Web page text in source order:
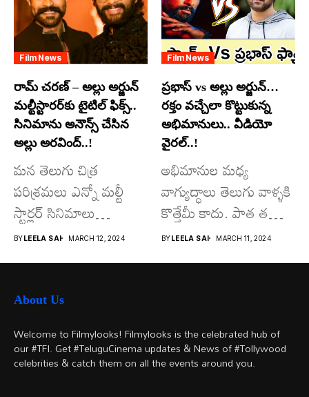
Film News
రామ్ చరణ్ – అల్లు అర్జున్
మల్టీస్టారర్​కు టైటిల్ ఫిక్స్..
సినిమాను అనౌన్స్ చేసిన
అల్లు అరవింద్..!
మన తెలుగు చిత్ర
పరిశ్రమలు ఎన్నో మల్టీ
స్టార్లర్ సినిమాలు
వచ్చాయి.. కొన్ని సినిమాలు
అయితే...
BYLEELA SAI MARCH 12, 2024
Film News
ప్రభాస్ vs అల్లు అర్జున్…
రక్తం వచ్చేలా కొట్టుకున్న
అభిమానులు.. వీడియో
వైరల్..!
అభిమానుల మధ్య
వాగ్యుద్ధాలు తెలుగు వాళ్ళకి
కొత్తేమీ కాదు. పాత తరం
నటుల నుంచి నేటి...
BYLEELA SAI MARCH 11, 2024
About Us
Welcome to Filmylooks! Filmylooks is the celebrated hub of
our #TFI. Get #TeluguCinema updates & News of #Tollywood
celebrities & catch them on all the events around you.